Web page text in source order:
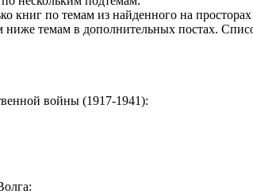
книг по темам из найденного на
ниже темам в дополнительных постах.
войны (1917-1941):